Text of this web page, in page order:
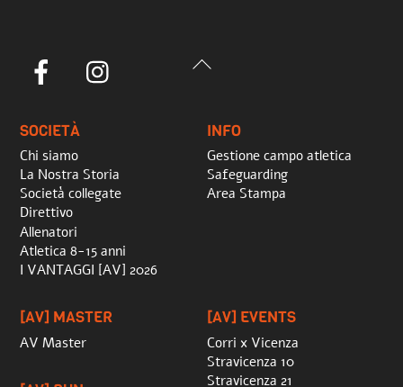
Back
Facebook
SOCIETÀ
Chi siamo
La Nostra Storia
Società collegate
Direttivo
Allenatori
Atletica 8-15 anni
I VANTAGGI [AV] 2026
INFO
Gestione campo atletica
Safeguarding
Area Stampa
[AV] MASTER
AV Master
[AV] EVENTS
Corri x Vicenza
Stravicenza 10
Stravicenza 21